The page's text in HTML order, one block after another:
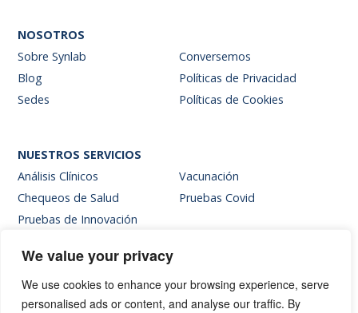
We value your privacy
We use cookies to enhance your browsing experience, serve
personalised ads or content, and analyse our traffic. By
NOSOTROS
Sobre Synlab
Blog
Sedes
Conversemos
Políticas de Privacidad
Políticas de Cookies
NUESTROS SERVICIOS
Análisis Clínicos
Chequeos de Salud
Pruebas de Innovación
Vacunación
Pruebas Covid